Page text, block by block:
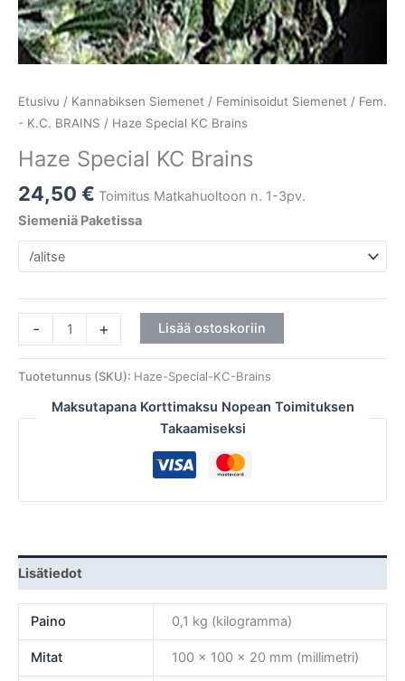
Etusivu / Kannabiksen Siemenet / Feminisoidut Siemenet / Fem.
- K.C. BRAINS / Haze Special KC Brains
Haze Special KC Brains
24,50 € Toimitus Matkahuoltoon n. 1-3pv.
Siemeniä Paketissa
- + Lisää ostoskoriin
Tuotetunnus (SKU): Haze-Special-KC-Brains
Maksutapana Korttimaksu Nopean Toimituksen
Takaamiseksi
Lisätiedot
Paino 0,1 kg (kilogramma)
Mitat 100 × 100 × 20 mm (millimetri)